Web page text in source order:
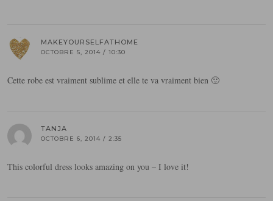
MAKEYOURSELFATHOME
OCTOBRE 5, 2014 / 10:30
Cette robe est vraiment sublime et elle te va vraiment bien 🙂
TANJA
OCTOBRE 6, 2014 / 2:35
This colorful dress looks amazing on you – I love it!